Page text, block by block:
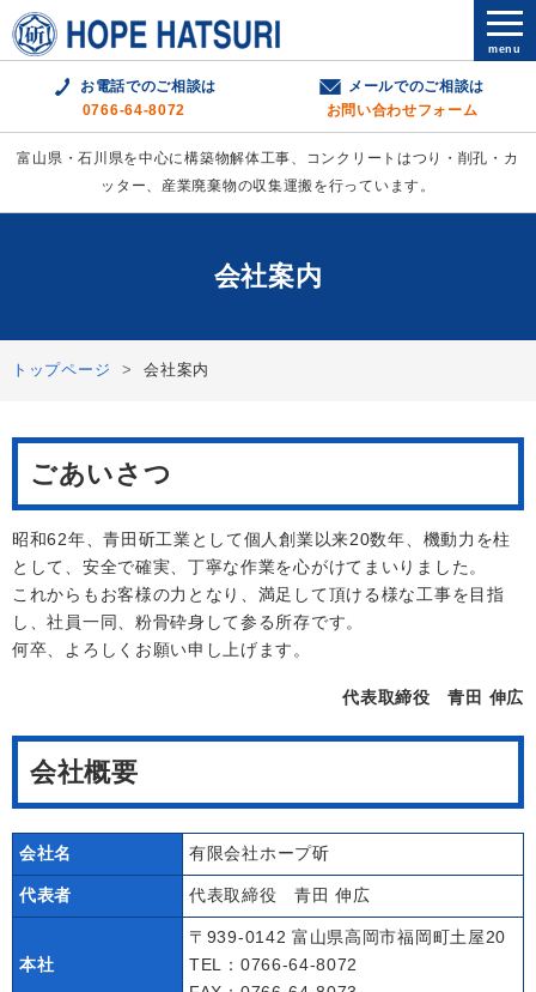
menu
お電話でのご相談は
0766-64-8072
メールでのご相談は
お問い合わせフォーム
富山県・石川県を中心に構築物解体工事、コンクリートはつり・削孔・カ
ッター、産業廃棄物の収集運搬を行っています。
会社案内
トップページ 会社案内
ごあいさつ
昭和62年、青田斫工業として個人創業以来20数年、機動力を柱
として、安全で確実、丁寧な作業を心がけてまいりました。
これからもお客様の力となり、満足して頂ける様な工事を目指
し、社員一同、粉骨砕身して参る所存です。
何卒、よろしくお願い申し上げます。
代表取締役 青田 伸広
会社概要
会社名 有限会社ホープ斫
代表者 代表取締役 青田 伸広
本社
〒939-0142 富山県高岡市福岡町土屋20
TEL：0766-64-8072